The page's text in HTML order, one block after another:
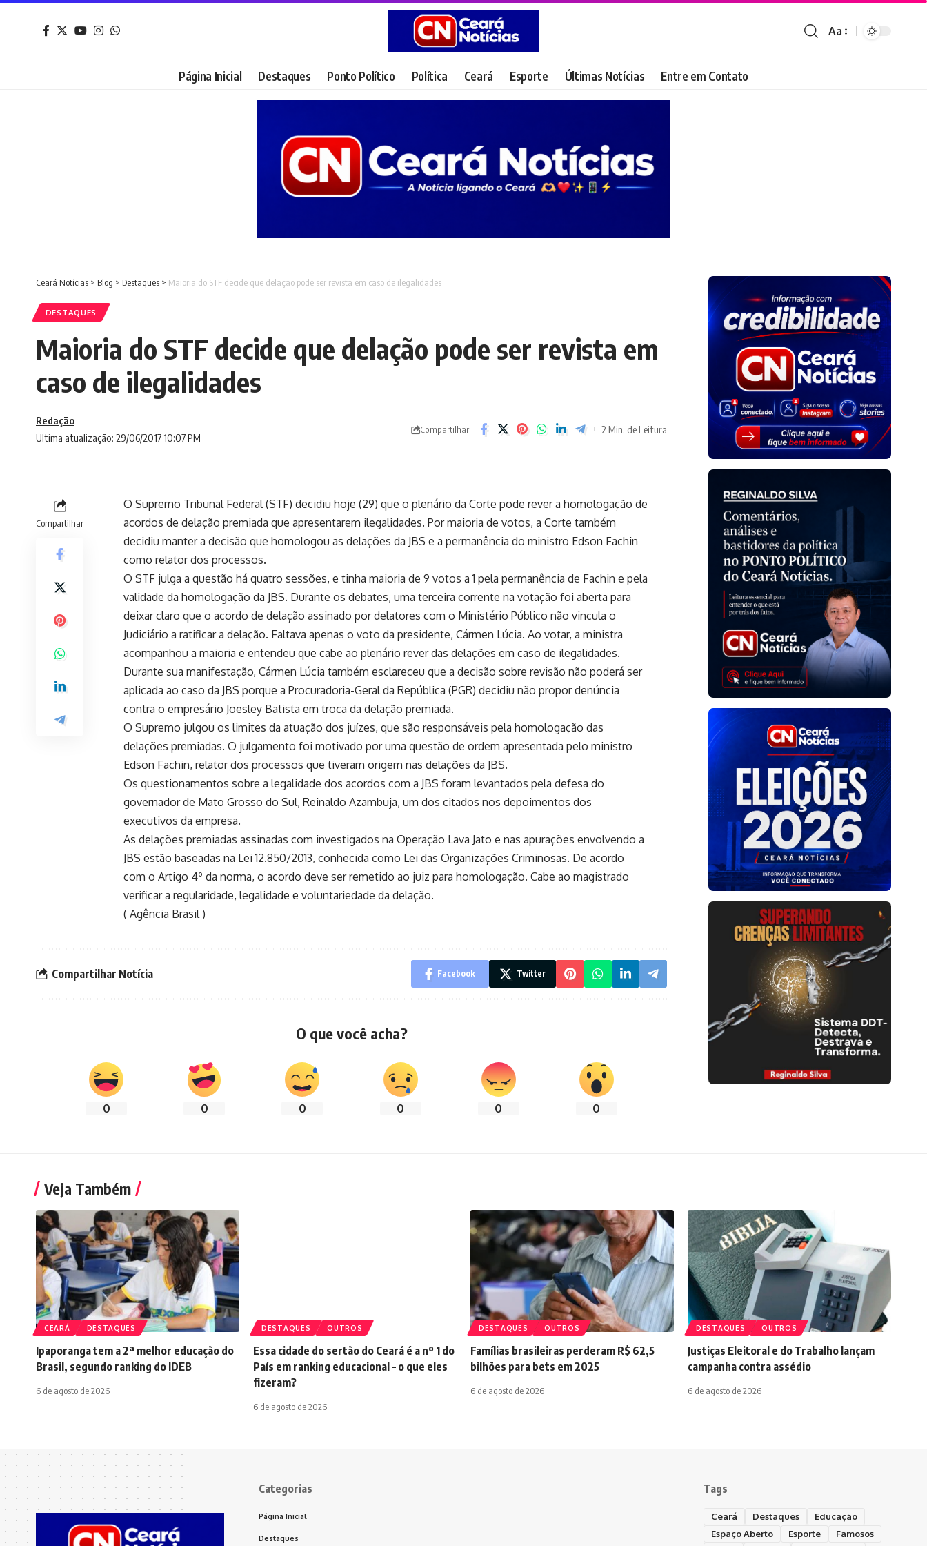
Font
Aa
Página Inicial Destaques Ponto Político Política Ceará Esporte Últimas Notícias Entre em Contato
Ceará Notícias > Blog > Destaques > Maioria do STF decide que delação pode ser revista em caso de ilegalidades
DESTAQUES
Maioria do STF decide que delação pode ser revista em
caso de ilegalidades
Ultima atualização: 29/06/2017 10:07 PM
Redação
Compartilhar 2 Min. de Leitura
Compartilhar
O Supremo Tribunal Federal (STF) decidiu hoje (29) que o plenário da Corte pode rever a homologação de
acordos de delação premiada que apresentarem ilegalidades. Por maioria de votos, a Corte também
decidiu manter a decisão que homologou as delações da JBS e a permanência do ministro Edson Fachin
como relator dos processos.
O STF julga a questão há quatro sessões, e tinha maioria de 9 votos a 1 pela permanência de Fachin e pela
validade da homologação da JBS. Durante os debates, uma terceira corrente na votação foi aberta para
deixar claro que o acordo de delação assinado por delatores com o Ministério Público não vincula o
Judiciário a ratificar a delação. Faltava apenas o voto da presidente, Cármen Lúcia. Ao votar, a ministra
acompanhou a maioria e entendeu que cabe ao plenário rever das delações em caso de ilegalidades.
Durante sua manifestação, Cármen Lúcia também esclareceu que a decisão sobre revisão não poderá ser
aplicada ao caso da JBS porque a Procuradoria-Geral da República (PGR) decidiu não propor denúncia
contra o empresário Joesley Batista em troca da delação premiada.
O Supremo julgou os limites da atuação dos juízes, que são responsáveis pela homologação das
delações premiadas. O julgamento foi motivado por uma questão de ordem apresentada pelo ministro
Edson Fachin, relator dos processos que tiveram origem nas delações da JBS.
Os questionamentos sobre a legalidade dos acordos com a JBS foram levantados pela defesa do
governador de Mato Grosso do Sul, Reinaldo Azambuja, um dos citados nos depoimentos dos
executivos da empresa.
As delações premiadas assinadas com investigados na Operação Lava Jato e nas apurações envolvendo a
JBS estão baseadas na Lei 12.850/2013, conhecida como Lei das Organizações Criminosas. De acordo
com o Artigo 4º da norma, o acordo deve ser remetido ao juiz para homologação. Cabe ao magistrado
verificar a regularidade, legalidade e voluntariedade da delação.
( Agência Brasil )
Compartilhar Notícia Facebook Twitter
O que você acha?
0 0 0 0 0 0
Veja Também
CEARÁ DESTAQUES
Ipaporanga tem a 2ª melhor educação do
Brasil, segundo ranking do IDEB
6 de agosto de 2026
DESTAQUES OUTROS
Essa cidade do sertão do Ceará é a nº 1 do
País em ranking educacional – o que eles
fizeram?
6 de agosto de 2026
DESTAQUES OUTROS
Famílias brasileiras perderam R$ 62,5
bilhões para bets em 2025
6 de agosto de 2026
DESTAQUES OUTROS
Justiças Eleitoral e do Trabalho lançam
campanha contra assédio
6 de agosto de 2026
Categorias
Página Inicial
Destaques
Tags
Ceará Destaques
Educação
Espaço Aberto
Esporte
Famosos